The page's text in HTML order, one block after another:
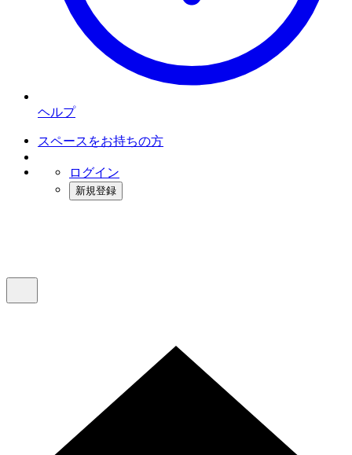
ヘルプ
スペースをお持ちの方
ログイン
新規登録